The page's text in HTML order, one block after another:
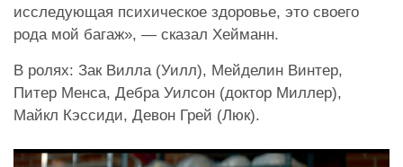
исследующая психическое здоровье, это своего
рода мой багаж», — сказал Хейманн.
В ролях: Зак Вилла (Уилл), Мейделин Винтер,
Питер Менса, Дебра Уилсон (доктор Миллер),
Майкл Кэссиди, Девон Грей (Люк).